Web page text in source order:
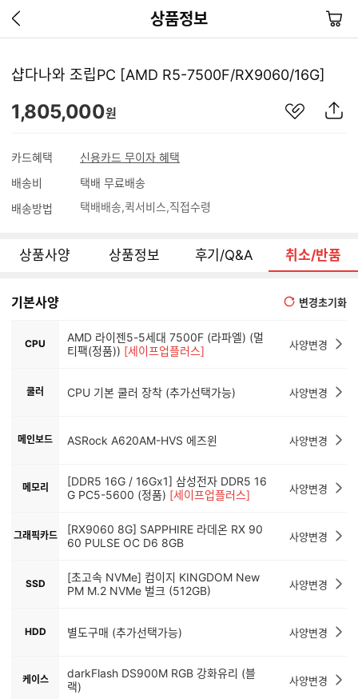
상품정보
이
지
기
장
바
샵다나와 조립PC [AMD R5-7500F/RX9060/16G]
1,805,000원
카드혜택
신용카드 무이자 혜택
배송비
택배 무료배송
배송방법
택배배송 퀵서비스 직접수령
상품사양 상품정보 후기/Q&A 취소/반품
기본사양 변경초기화
CPU
AMD 라이젠5-5세대 7500F (라파엘) (멀
티팩(정품)) [세이프업플러스] 사양변경
쿨러 CPU 기본 쿨러 장착 (추가선택가능) 사양변경
메인보드 ASRock A620AM-HVS 에즈윈 사양변경
메모리
[DDR5 16G / 16Gx1] 삼성전자 DDR5 16
G PC5-5600 (정품) [세이프업플러스] 사양변경
그래픽카드
[RX9060 8G] SAPPHIRE 라데온 RX 90
60 PULSE OC D6 8GB
사양변경
SSD
[초고속 NVMe] 컴이지 KINGDOM New
PM M.2 NVMe 벌크 (512GB)
사양변경
HDD 별도구매 (추가선택가능) 사양변경
케이스
darkFlash DS900M RGB 강화유리 (블
랙)
사양변경